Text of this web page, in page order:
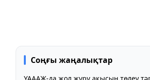
Соңғы жаңалықтар